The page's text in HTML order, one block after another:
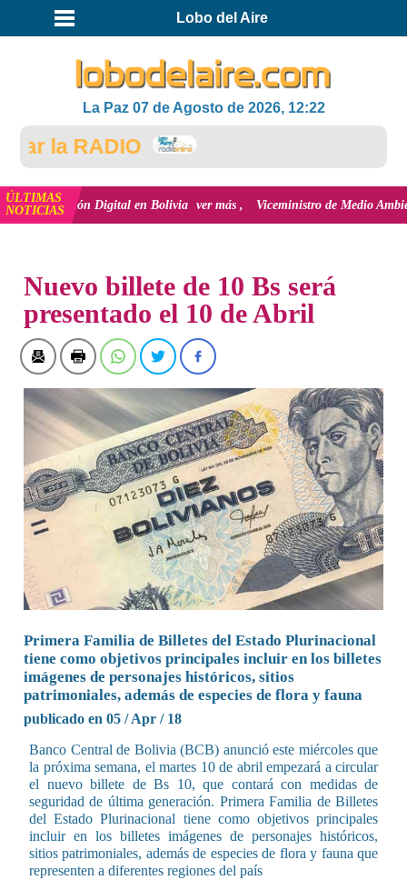
Lobo del Aire
La Paz 07 de Agosto de 2026, 12:22
la RADIO
ÚLTIMAS
NOTICIASDigital en Bolivia ver más Viceministro de Medio Ambiente,
Nuevo billete de 10 Bs será
presentado el 10 de Abril
Primera Familia de Billetes del Estado Plurinacional
tiene como objetivos principales incluir en los billetes
imágenes de personajes históricos, sitios
patrimoniales, además de especies de flora y fauna
publicado en 05 / Apr / 18
Banco Central de Bolivia (BCB) anunció este miércoles que
la próxima semana, el martes 10 de abril empezará a circular
el nuevo billete de Bs 10, que contará con medidas de
seguridad de última generación. Primera Familia de Billetes
del Estado Plurinacional tiene como objetivos principales
incluir en los billetes imágenes de personajes históricos,
sitios patrimoniales, además de especies de flora y fauna que
representen a diferentes regiones del país